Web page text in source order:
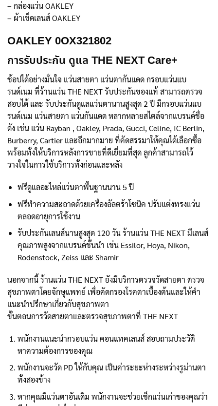
– กล่องแว่น OAKLEY
– ผ้าเช็ดเลนส์ OAKLEY
OAKLEY 0OX321802
การรับประกัน ดูแล THE NEXT Care+
ช้อปได้อย่างมั่นใจ แว่นสายตา แว่นตากันแดด กรอบแว่นแบ
รนด์เนม ที่ร้านแว่น THE NEXT รับประกันของแท้ สามารถตรวจ
สอบได้ และ รับประกันดูแลแว่นตานานสูงสุด 2 ปี มีกรอบแว่นแบ
รนด์เนม แว่นสายตา แว่นกันแดด หลากหลายสไตล์จากแบรนด์ชื่อ
ดัง เช่น แว่น Rayban , Oakley, Prada, Gucci, Celine, IC Berlin,
Burberry, Cartier และอีกมากมาย ที่คัดสรรมาให้คุณได้เลือกซื้อ
พร้อมทั้งให้บริการหลังการขายที่ดีเยี่ยมที่สุด ลูกค้าสามารถไว้
วางใจในการใช้บริการทั้งก่อนและหลัง
ฟรีดูแลอะไหล่แว่นตาพื้นฐานนาน 5 ปี
ฟรีทำความสะอาดด้วยเครื่องอัลตร้าโซนิค ปรับแต่งทรงแว่น
ตลอดอายุการใช้งาน
รับประกันเลนส์นานสูงสุด 120 วัน ร้านแว่น THE NEXT มีเลนส์
คุณภาพสูงจากแบรนด์ชั้นนำ เช่น Essilor, Hoya, Nikon,
Rodenstock, Zeiss และ Shamir
นอกจากนี้ ร้านแว่น THE NEXT ยังมีบริการตรวจวัดสายตา ตรวจ
สุขภาพตาโดยจักษุแพทย์ เพื่อคัดกรองโรคตาเบื้องต้นและให้คำ
แนะนำปรึกษาเกี่ยวกับสุขภาพตา
ขั้นตอนการวัดสายตาและตรวจสุขภาพตาที่ THE NEXT
พนักงานแนะนำกรอบแว่น คอนแทคเลนส์ สอบถามประวัติ
หาความต้องการของคุณ
พนักงานจะวัด PD ให้กับคุณ เป็นค่าระยะห่างระหว่างรูม่านตา
ทั้งสองข้าง
หากคุณมีแว่นตาอันเดิม พนักงานจะช่วยเช็กแว่นเก่าของคุณว่า